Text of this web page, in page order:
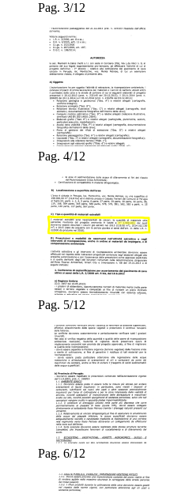
Pag. 3/12
Pag. 4/12
Pag. 5/12
Pag. 6/12